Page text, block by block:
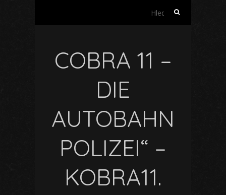
Vyhledávání
COBRA 11 –
DIE
AUTOBAHN
POLIZEI“ –
KOBRA11.